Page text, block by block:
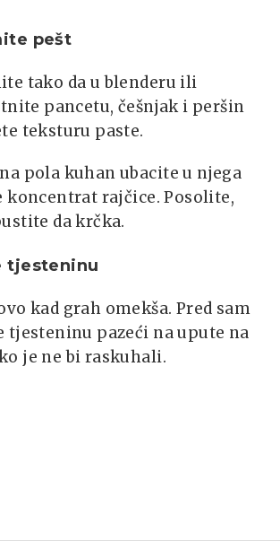
pešt
tako da u blenderu ili
pancetu, češnjak i peršin
teksturu paste.
pola kuhan ubacite u njega
koncentrat rajčice. Posolite,
da krčka.
tjesteninu
kad grah omekša. Pred sam
tjesteninu pazeći na upute na
je ne bi raskuhali.